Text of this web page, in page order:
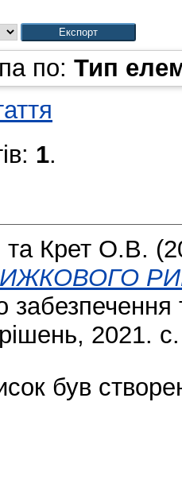
по: Тип
1.
та Крет О.В.
забезпечення
2021.
був